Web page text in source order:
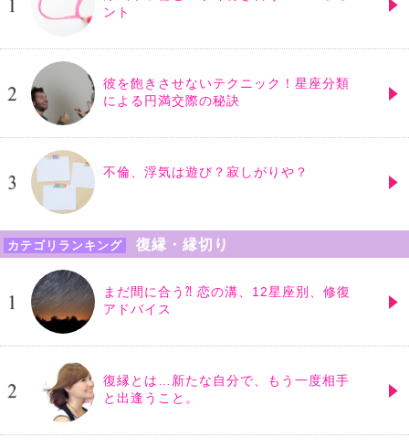
ント
彼を飽きさせないテクニック！星座分類
による円満交際の秘訣
不倫、浮気は遊び？寂しがりや？
カテゴリランキング 復縁・縁切り
まだ間に合う⁈ 恋の溝、12星座別、修復
アドバイス
復縁とは…新たな自分で、もう一度相手
と出逢うこと。